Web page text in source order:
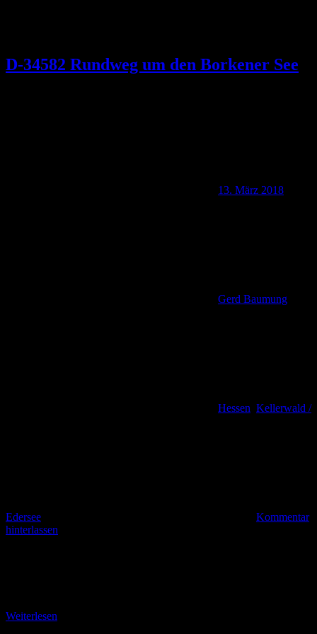
D-34582 Rundweg um den Borkener See
13. März 2018
Gerd Baumung
Hessen Kellerwald /
Edersee
Kommentar
hinterlassen
Weiterlesen